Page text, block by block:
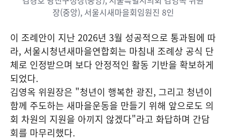
장(중앙), 서울시새마을회임원진 8인
이 조례안이 지난 2026년 3월 성공적으로 통과됨에 따
라, 서울시청년새마을연합회는 마침내 조례상 공식 단
체로 인정받으며 보다 안정적인 활동 기반을 확보하게
되었다.
김영옥 위원장은 "청년이 행복한 광진, 그리고 청년이
함께 주도하는 새마을운동을 만들기 위해 앞으로도 의
회 차원의 지원을 아끼지 않겠다"라고 화답하며 간담
회를 마무리했다.